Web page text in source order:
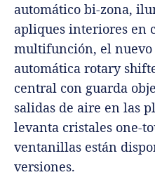
automático bi-zona,
apliques interiores en
multifunción, el nuevo
automática rotary
central con guarda
salidas de aire en las
levanta cristales one-
ventanillas están
versiones.